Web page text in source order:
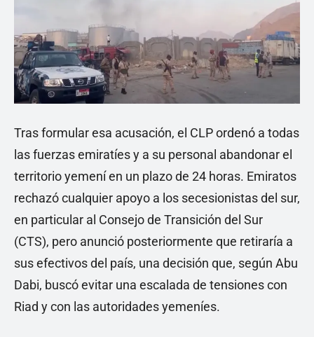
Tras formular esa acusación, el CLP ordenó a todas
las fuerzas emiratíes y a su personal abandonar el
territorio yemení en un plazo de 24 horas. Emiratos
rechazó cualquier apoyo a los secesionistas del sur,
en particular al Consejo de Transición del Sur
(CTS), pero anunció posteriormente que retiraría a
sus efectivos del país, una decisión que, según Abu
Dabi, buscó evitar una escalada de tensiones con
Riad y con las autoridades yemeníes.